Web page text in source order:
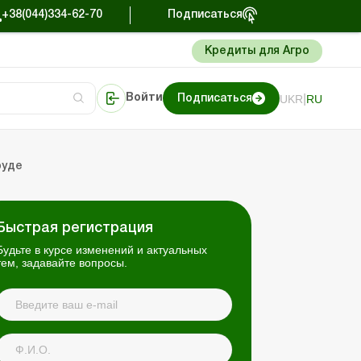
+38(044)334-62-70 Подписаться
Кредиты для Агро
Войти Подписаться UKR RU
регистрация
в курсе изменений и актуальных
задавайте вопросы.